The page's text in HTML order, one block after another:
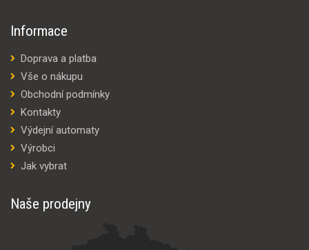
Informace
Doprava a platba
Vše o nákupu
Obchodní podmínky
Kontakty
Výdejní automaty
Výrobci
Jak vybrat
Naše prodejny